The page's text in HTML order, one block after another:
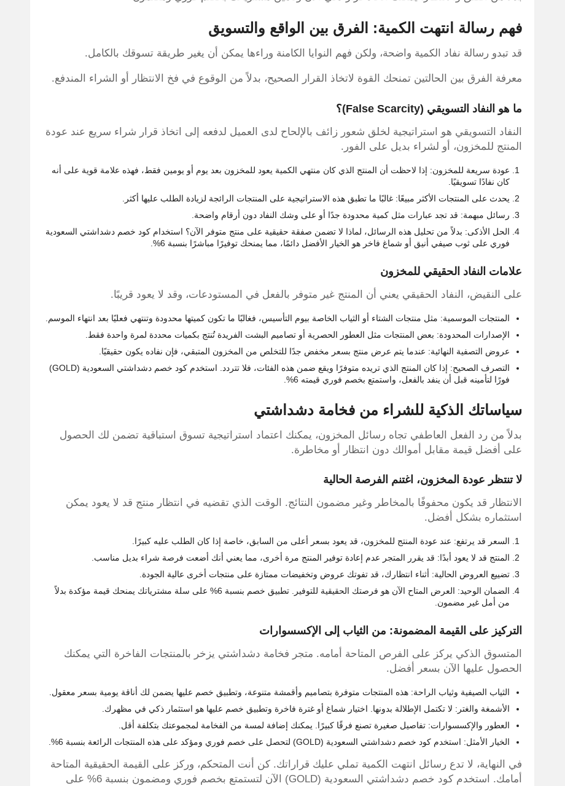
فهم رسالة انتهت الكمية: الفرق بين الواقع والتسويق
قد تبدو رسالة نفاد الكمية واضحة، ولكن فهم النوايا الكامنة وراءها يمكن أن يغير طريقة تسوقك بالكامل.
معرفة الفرق بين الحالتين تمنحك القوة لاتخاذ القرار الصحيح، بدلاً من الوقوع في فخ الانتظار أو الشراء المندفع.
ما هو النفاد التسويقي (False Scarcity)؟
النفاد التسويقي هو استراتيجية لخلق شعور زائف بالإلحاح لدى العميل لدفعه إلى اتخاذ قرار شراء سريع عند عودة
المنتج للمخزون، أو لشراء بديل على الفور.
عودة سريعة للمخزون: إذا لاحظت أن المنتج الذي كان منتهي الكمية يعود للمخزون بعد يوم أو يومين فقط، فهذه علامة قوية على أنه
كان نفادًا تسويقيًا.
يحدث على المنتجات الأكثر مبيعًا: غالبًا ما تطبق هذه الاستراتيجية على المنتجات الرائجة لزيادة الطلب عليها أكثر.
رسائل مبهمة: قد تجد عبارات مثل كمية محدودة جدًا أو على وشك النفاد دون أرقام واضحة.
الحل الأذكى: بدلاً من تحليل هذه الرسائل، لماذا لا تضمن صفقة حقيقية على منتج متوفر الآن؟ استخدام كود خصم دشداشتي السعودية
فوري على ثوب صيفي أنيق أو شماغ فاخر هو الخيار الأفضل دائمًا، مما يمنحك توفيرًا مباشرًا بنسبة 6%.
علامات النفاد الحقيقي للمخزون
على النقيض، النفاد الحقيقي يعني أن المنتج غير متوفر بالفعل في المستودعات، وقد لا يعود قريبًا.
المنتجات الموسمية: مثل منتجات الشتاء أو الثياب الخاصة بيوم التأسيس، فغالبًا ما تكون كميتها محدودة وتنتهي فعليًا بعد انتهاء الموسم.
الإصدارات المحدودة: بعض المنتجات مثل العطور الحصرية أو تصاميم البشت الفريدة تُنتج بكميات محددة لمرة واحدة فقط.
عروض التصفية النهائية: عندما يتم عرض منتج بسعر مخفض جدًا للتخلص من المخزون المتبقي، فإن نفاده يكون حقيقيًا.
التصرف الصحيح: إذا كان المنتج الذي تريده متوفرًا ويقع ضمن هذه الفئات، فلا تتردد. استخدم كود خصم دشداشتي السعودية (GOLD)
فورًا لتأمينه قبل أن ينفد بالفعل، واستمتع بخصم فوري قيمته 6%.
سياساتك الذكية للشراء من فخامة دشداشتي
بدلاً من رد الفعل العاطفي تجاه رسائل المخزون، يمكنك اعتماد استراتيجية تسوق استباقية تضمن لك الحصول
على أفضل قيمة مقابل أموالك دون انتظار أو مخاطرة.
لا تنتظر عودة المخزون، اغتنم الفرصة الحالية
الانتظار قد يكون محفوفًا بالمخاطر وغير مضمون النتائج. الوقت الذي تقضيه في انتظار منتج قد لا يعود يمكن
استثماره بشكل أفضل.
السعر قد يرتفع: عند عودة المنتج للمخزون، قد يعود بسعر أعلى من السابق، خاصة إذا كان الطلب عليه كبيرًا.
المنتج قد لا يعود أبدًا: قد يقرر المتجر عدم إعادة توفير المنتج مرة أخرى، مما يعني أنك أضعت فرصة شراء بديل مناسب.
تضييع العروض الحالية: أثناء انتظارك، قد تفوتك عروض وتخفيضات ممتازة على منتجات أخرى عالية الجودة.
الضمان الوحيد: العرض المتاح الآن هو فرصتك الحقيقية للتوفير. تطبيق خصم بنسبة 6% على سلة مشترياتك يمنحك قيمة مؤكدة بدلاً
من أمل غير مضمون.
التركيز على القيمة المضمونة: من الثياب إلى الإكسسوارات
المتسوق الذكي يركز على الفرص المتاحة أمامه. متجر فخامة دشداشتي يزخر بالمنتجات الفاخرة التي يمكنك
الحصول عليها الآن بسعر أفضل.
الثياب الصيفية وثياب الراحة: هذه المنتجات متوفرة بتصاميم وأقمشة متنوعة، وتطبيق خصم عليها يضمن لك أناقة يومية بسعر معقول.
الأشمغة والغتر: لا تكتمل الإطلالة بدونها. اختيار شماغ أو غترة فاخرة وتطبيق خصم عليها هو استثمار ذكي في مظهرك.
العطور والإكسسوارات: تفاصيل صغيرة تصنع فرقًا كبيرًا. يمكنك إضافة لمسة من الفخامة لمجموعتك بتكلفة أقل.
الخيار الأمثل: استخدم كود خصم دشداشتي السعودية (GOLD) لتحصل على خصم فوري ومؤكد على هذه المنتجات الرائعة بنسبة 6%.
في النهاية، لا تدع رسائل انتهت الكمية تملي عليك قراراتك. كن أنت المتحكم، وركز على القيمة الحقيقية المتاحة
أمامك. استخدم كود خصم دشداشتي السعودية (GOLD) الآن لتستمتع بخصم فوري ومضمون بنسبة 6% على